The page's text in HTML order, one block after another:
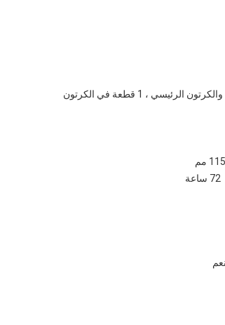
الرئيسي ، 1 قطعة في الكرتون